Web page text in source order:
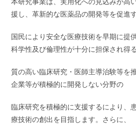
援し、革新的な医薬品の開発等を促進
国民により安全な医療技術を早期に提
科学性及び倫理性が十分に担保され得る
質の高い臨床研究・医師主導治験等を
企業等が積極的に開発しない分野の
臨床研究を積極的に支援するにより、
療技術の創出を目指します。さらに、